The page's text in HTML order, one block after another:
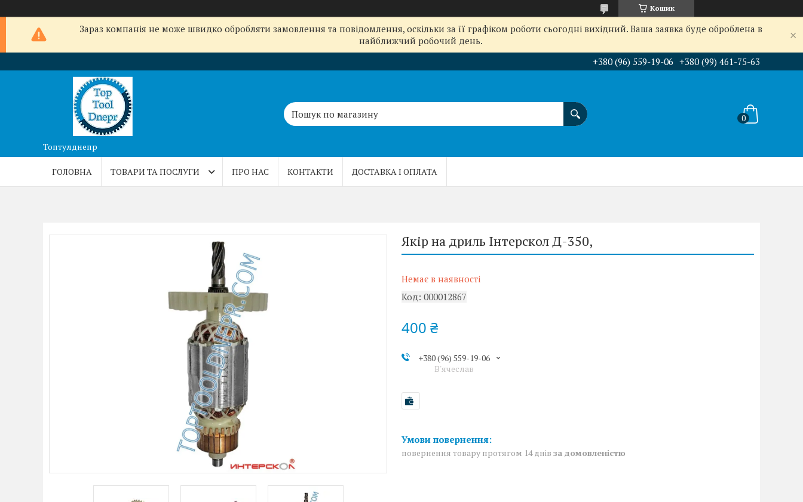
Кошик
Зараз компанія не може швидко обробляти замовлення та повідомлення, оскільки за її графіком роботи сьогодні вихідний. Ваша заявка буде оброблена в
найближчий робочий день.
+380 (96) 559-19-06 +380 (99) 461-75-63
Топтулднепр
ГОЛОВНА ТОВАРИ ТА ПОСЛУГИ ПРО НАС КОНТАКТИ ДОСТАВКА І ОПЛАТА
Якір на дриль Інтерскол Д-350,
Немає в наявності
Код: 000012867
400 ₴
+380 (96) 559-19-06
В'ячеслав
повернення товару протягом 14 днів за домовленістю